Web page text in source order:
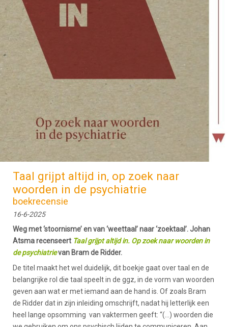
Taal grijpt altijd in, op zoek naar
woorden in de psychiatrie
boekrecensie
16-6-2025
Weg met ‘stoornisme’ en van ‘weettaal’ naar ‘zoektaal’. Johan
Atsma recenseert Taal grijpt altijd in. Op zoek naar woorden in
de psychiatrievan Bram de Ridder.
De titel maakt het wel duidelijk, dit boekje gaat over taal en de
belangrijke rol die taal speelt in de ggz, in de vorm van woorden
geven aan wat er met iemand aan de hand is. Of zoals Bram
de Ridder dat in zijn inleiding omschrijft, nadat hij letterlijk een
heel lange opsomming van vaktermen geeft: “(…) woorden die